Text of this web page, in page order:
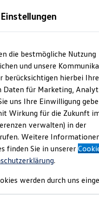
Gebrauchtwagen
die bestmögliche Nutzung
und unsere
berücksichtigen hierbei Ihre
Daten für Marketing,
uns Ihre Einwilligung
Wirkung für die Zukunft
verwalten) in der
Weitere
finden Sie in unserer
.
werden durch uns